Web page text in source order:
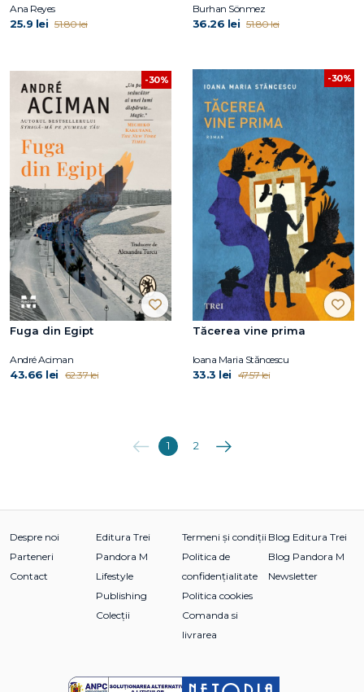
Ana Reyes
25.9 lei 51.80 lei
Burhan Sönmez
36.26 lei 51.80 lei
-30%
Fuga din Egipt
André Aciman
43.66 lei 62.37 lei
-30%
Tăcerea vine prima
Ioana Maria Stăncescu
33.3 lei 47.57 lei
Anterioara
1 2 Următoarea
Despre noi
Parteneri
Contact
Editura Trei
Pandora M
Lifestyle
Publishing
Colecții
Termeni și condiții
Politica de
confidențialitate
Politica cookies
Comanda si
livrarea
Blog Editura Trei
Blog Pandora M
Newsletter